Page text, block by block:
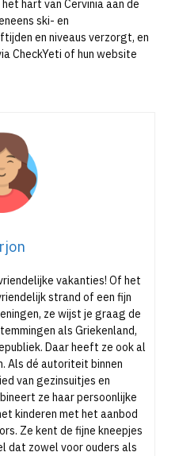
hart van Cervinia aan de
ski- en
en niveaus verzorgt, en
CheckYeti of hun website
vakanties! Of het
strand of een fijn
ze wijst je graag de
als Griekenland,
Daar heeft ze ook al
Als dé autoriteit binnen
van gezinsuitjes en
ze haar persoonlijke
kinderen met het aanbod
Ze kent de fijne kneepjes
dat zowel voor ouders als